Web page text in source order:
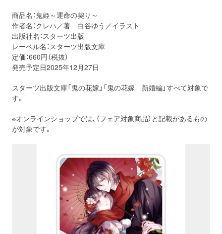
商品名：鬼姫～運命の契り～
作者名：クレハ／著 白谷ゆう／イラスト
出版社名：スターツ出版
レーベル名：スターツ出版文庫
定価：660円（税抜）
発売予定日2025年12月27日
スターツ出版文庫「鬼の花嫁」「鬼の花嫁 新婚編」すべて対象で
す。
※オンラインショップでは、（フェア対象商品）と記載があるもの
が対象です。